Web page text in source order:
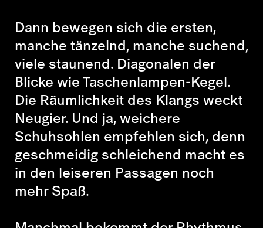
Dann bewegen sich die ersten,
manche tänzelnd, manche suchend,
viele staunend. Diagonalen der
Blicke wie Taschenlampen-Kegel.
Die Räumlichkeit des Klangs weckt
Neugier. Und ja, weichere
Schuhsohlen empfehlen sich, denn
geschmeidig schleichend macht es
in den leiseren Passagen noch
mehr Spaß.